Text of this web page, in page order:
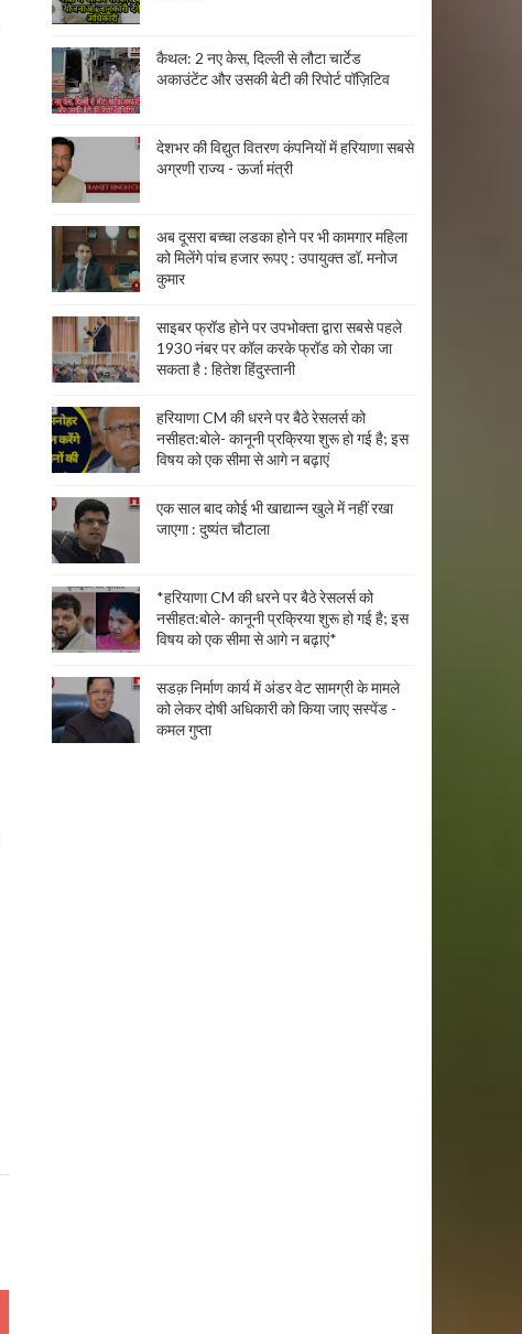
कैथल: 2 नए केस, दिल्ली से लौटा चार्टेड
अकाउंटेंट और उसकी बेटी की रिपोर्ट पॉज़िटिव
देशभर की विद्युत वितरण कंपनियों में हरियाणा सबसे
अग्रणी राज्य - ऊर्जा मंत्री
अब दूसरा बच्चा लडका होने पर भी कामगार महिला
को मिलेंगे पांच हजार रूपए : उपायुक्त डॉ. मनोज
कुमार
साइबर फ्रॉड होने पर उपभोक्ता द्वारा सबसे पहले
1930 नंबर पर कॉल करके फ्रॉड को रोका जा
सकता है : हितेश हिंदुस्तानी
हरियाणा CM की धरने पर बैठे रेसलर्स को
नसीहत:बोले- कानूनी प्रक्रिया शुरू हो गई है; इस
विषय को एक सीमा से आगे न बढ़ाएं
एक साल बाद कोई भी खाद्यान्न खुले में नहीं रखा
जाएगा : दुष्यंत चौटाला
*हरियाणा CM की धरने पर बैठे रेसलर्स को
नसीहत:बोले- कानूनी प्रक्रिया शुरू हो गई है; इस
विषय को एक सीमा से आगे न बढ़ाएं*
सडक़ निर्माण कार्य में अंडर वेट सामग्री के मामले
को लेकर दोषी अधिकारी को किया जाए सस्पेंड -
कमल गुप्ता